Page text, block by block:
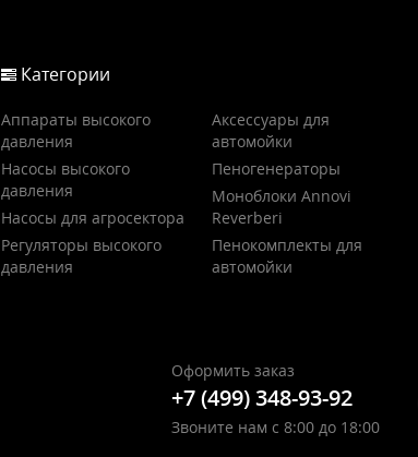
Категории
Аппараты высокого
давления
Насосы высокого
давления
Насосы для агросектора
Регуляторы высокого
давления
Аксессуары для
автомойки
Пеногенераторы
Моноблоки Annovi
Reverberi
Пенокомплекты для
автомойки
Оформить заказ
+7 (499) 348-93-92
Звоните нам с 8:00 до 18:00